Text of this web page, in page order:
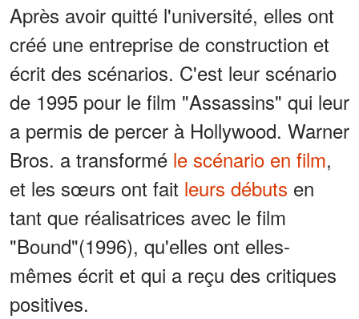
Après avoir quitté l'université, elles ont
créé une entreprise de construction et
écrit des scénarios. C'est leur scénario
de 1995 pour le film "Assassins" qui leur
a permis de percer à Hollywood. Warner
Bros. a transformé le scénario en film,
et les sœurs ont fait leurs débuts en
tant que réalisatrices avec le film
"Bound"(1996), qu'elles ont elles-
mêmes écrit et qui a reçu des critiques
positives.